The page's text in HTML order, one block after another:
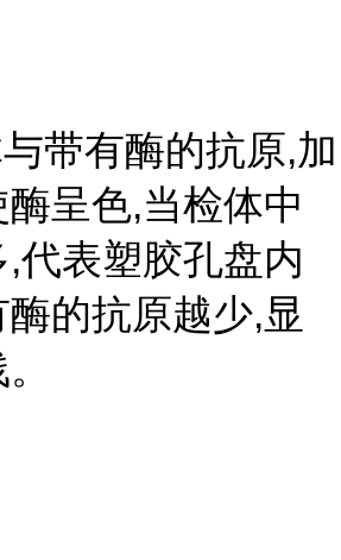
带有酶的抗原,加
酶呈色,当检体中
代表塑胶孔盘内
的抗原越少,显